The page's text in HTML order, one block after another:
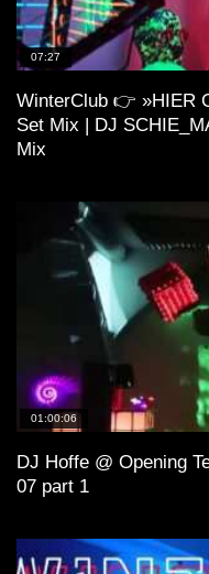
07:27
WinterClub 👉 »HIER
Set Mix | DJ
Mix
01:00:06
DJ Hoffe @ Opening
07 part 1